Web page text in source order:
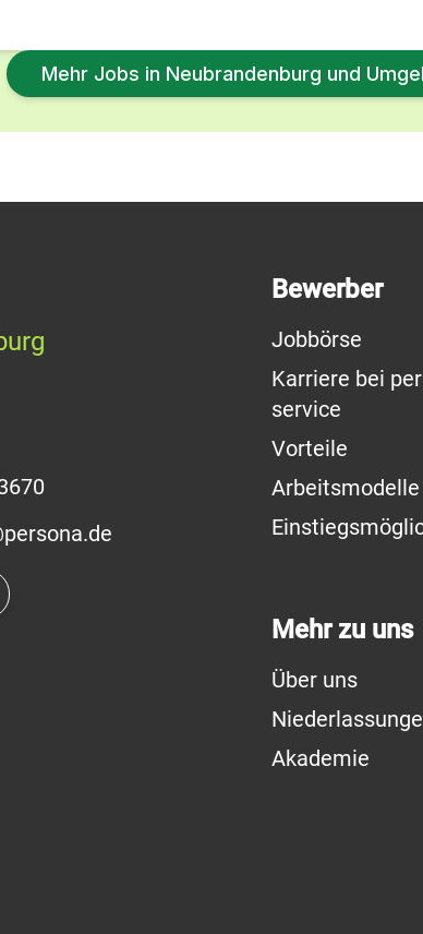
Mehr Jobs in Neubrandenburg und
Bewerber
Jobbörse
Karriere bei
service
Vorteile
Arbeitsmodelle
Mehr zu uns
Über uns
Akademie